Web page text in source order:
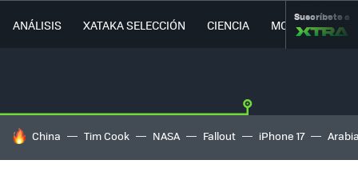
ANÁLISIS XATAKA SELECCIÓN CIENCIA MOVILIDAD
Suscríbete a
HOY SE HABLA DE
China Tim Cook NASA Fallout iPhone 17